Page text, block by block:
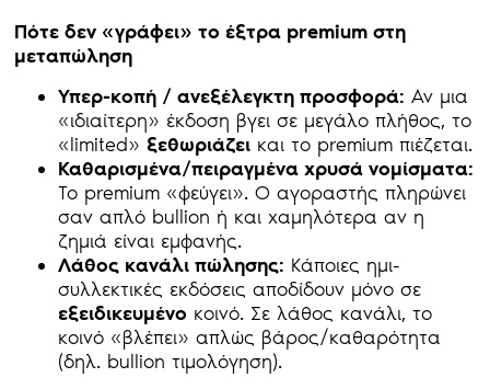
Πότε δεν «γράφει» το έξτρα premium στη
μεταπώληση
Υπερ-κοπή / ανεξέλεγκτη προσφορά: Αν μια
«ιδιαίτερη» έκδοση βγει σε μεγάλο πλήθος, το
«limited»ξεθωριάζει και το premium πιέζεται.
Καθαρισμένα/πειραγμένα χρυσά νομίσματα:
Το premium «φεύγει». Ο αγοραστής πληρώνει
σαν απλό bullion ή και χαμηλότερα αν η
ζημιά είναι εμφανής.
Λάθος κανάλι πώλησης: Κάποιες ημι-
συλλεκτικές εκδόσεις αποδίδουν μόνο σε
εξειδικευμένο κοινό. Σε λάθος κανάλι, το
κοινό «βλέπει» απλώς βάρος/καθαρότητα
(δηλ. bullion τιμολόγηση).